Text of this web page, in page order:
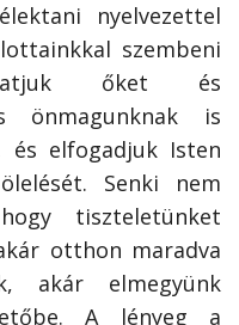
nyelvezettel
szembeni
őket és
önmagunknak is
és elfogadjuk Isten
Senki nem
tiszteletünket
otthon maradva
akár elmegyünk
A lényeg a